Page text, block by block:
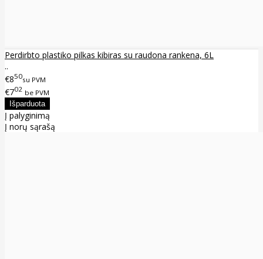
Perdirbto plastiko pilkas kibiras su raudona rankena, 6L
..
€850su PVM
€702 be PVM
Į palyginimą
Į norų sąrašą